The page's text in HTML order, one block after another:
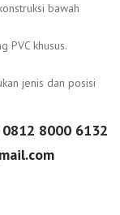
bawah
PVC khusus.
jenis dan posisi
0812 8000 6132